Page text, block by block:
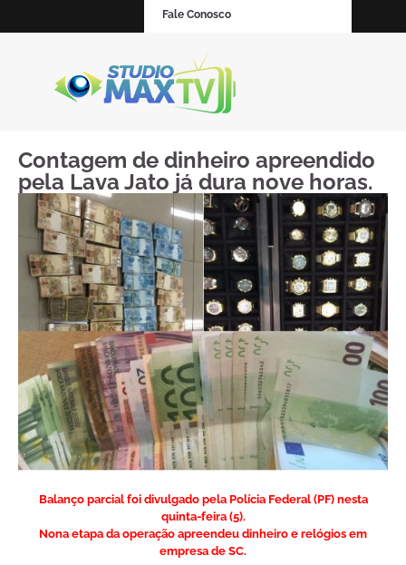
Fale Conosco
Contagem de dinheiro apreendido
pela Lava Jato já dura nove horas.
Balanço parcial foi divulgado pela Polícia Federal (PF) nesta
quinta-feira (5).
Nona etapa da operação apreendeu dinheiro e relógios em
empresa de SC.